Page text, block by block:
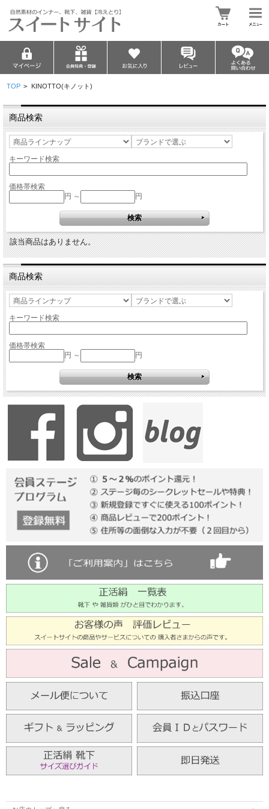
TOP > KINOTTO(キノット)
商品検索
キーワード検索
価格帯検索
円 ～
円
該当商品はありません。
商品検索
キーワード検索
価格帯検索
円 ～
円